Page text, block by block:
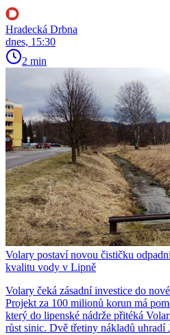
Hradecká Drbna
dnes, 15:30
2 min
Volary postaví novou čističku
kvalitu vody v Lipně
Volary čeká zásadní investice do
Projekt za 100 milionů korun má
který do lipenské nádrže přitéká
růst sinic. Dvě třetiny nákladů uhradí